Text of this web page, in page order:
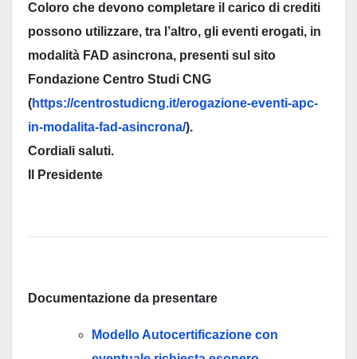
Coloro che devono completare il carico di crediti
possono utilizzare, tra l’altro, gli eventi erogati, in
modalità FAD asincrona, presenti sul sito
Fondazione Centro Studi CNG
(https://centrostudicng.it/erogazione-eventi-apc-
in-modalita-fad-asincrona/).
Cordiali saluti.
Il Presidente
Documentazione da presentare
Modello Autocertificazione con